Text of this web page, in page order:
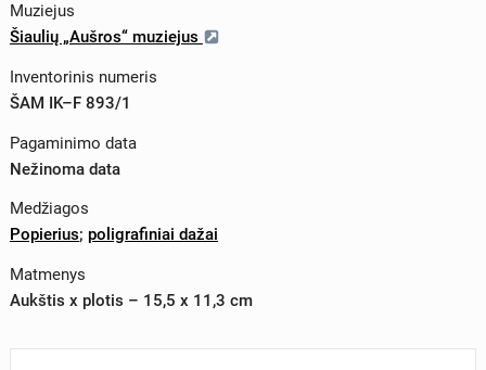
Muziejus
Šiaulių „Aušros“ muziejus
Inventorinis numeris
ŠAM IK–F 893/1
Pagaminimo data
Nežinoma data
Medžiagos
Popierius; poligrafiniai dažai
Matmenys
Aukštis x plotis – 15,5 x 11,3 cm